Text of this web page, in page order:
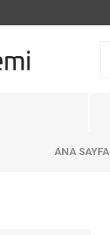
ANA SAYFA